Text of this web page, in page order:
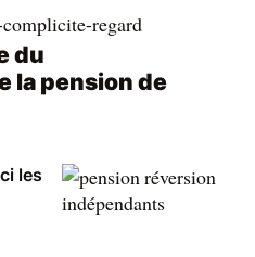
du
la pension de
les